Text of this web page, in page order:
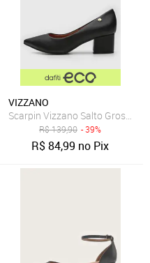
VIZZANO
Scarpin Vizzano Salto Grosso
R$139,90 - 39%
R$84,99 no Pix